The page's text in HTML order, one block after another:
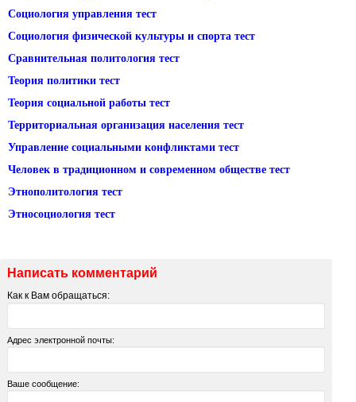
Социология управления тест
Социология физической культуры и спорта тест
Сравнительная политология тест
Теория политики тест
Теория социальной работы тест
Территориальная организация населения тест
Управление социальными конфликтами тест
Человек в традиционном и современном обществе тест
Этнополитология тест
Этносоциология тест
Написать комментарий
Как к Вам обращаться:
Адрес электронной почты:
Ваше сообщение: